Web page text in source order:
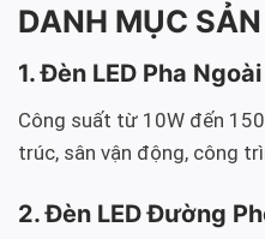
DANH MỤC
1. Đèn LED Pha
Công suất từ 10W đến
trúc, sân vận động, công
2. Đèn LED Đường